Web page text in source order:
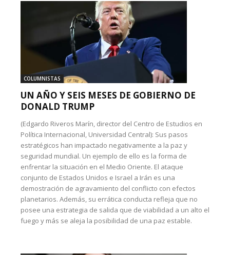
COLUMNISTAS
UN AÑO Y SEIS MESES DE GOBIERNO DE
DONALD TRUMP
(Edgardo Riveros Marín, director del Centro de Estudios en
Política Internacional, Universidad Central): Sus pasos
estratégicos han impactado negativamente a la paz y
seguridad mundial. Un ejemplo de ello es la forma de
enfrentar la situación en el Medio Oriente. El ataque
conjunto de Estados Unidos e Israel a Irán es una
demostración de agravamiento del conflicto con efectos
planetarios. Además, su errática conducta refleja que no
posee una estrategia de salida que de viabilidad a un alto el
fuego y más se aleja la posibilidad de una paz estable.